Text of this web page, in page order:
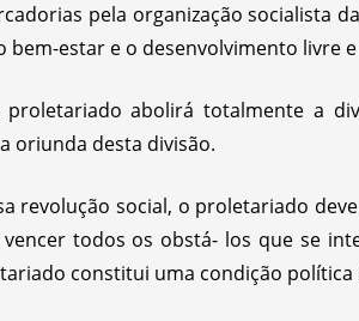
pela organização socialista
bem-estar e o desenvolvimento livre
proletariado abolirá totalmente a
oriunda desta divisão.
revolução social, o proletariado
todos os obstá- los que se
constitui uma condição política